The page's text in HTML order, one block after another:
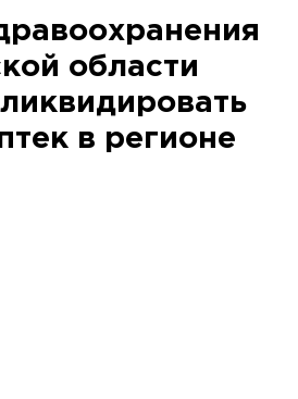
области
в регионе